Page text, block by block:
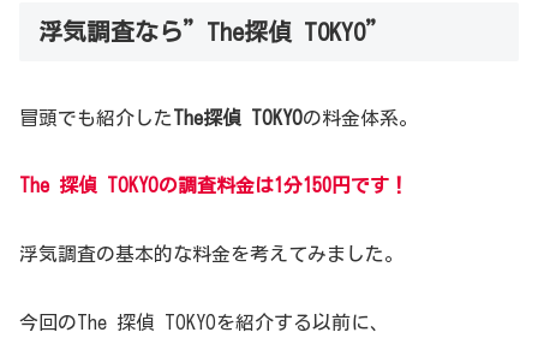
浮気調査なら”The探偵 TOKYO”
冒頭でも紹介したThe探偵 TOKYOの料金体系。
​The 探偵 TOKYOの調査料金は1分150円です！
浮気調査の基本的な料金を考えてみました。
今回のThe 探偵 TOKYOを紹介する以前に、